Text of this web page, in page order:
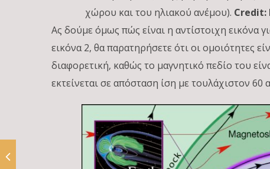
χώρου και του ηλιακού ανέμου). Credit:
Ας δούμε όμως πώς είναι η αντίστοιχη εικόνα
εικόνα 2, θα παρατηρήσετε ότι οι ομοιότητες
διαφορετική, καθώς το μαγνητικό πεδίο του
εκτείνεται σε απόσταση ίση με τουλάχιστον 60